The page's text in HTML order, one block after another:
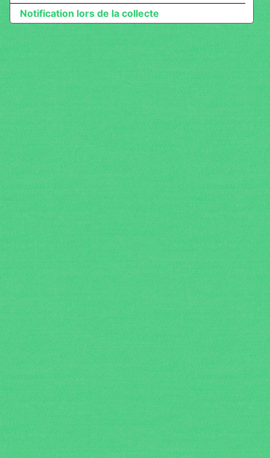
Notification lors de la collecte